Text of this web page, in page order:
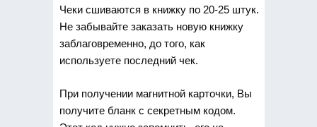
Чеки сшиваются в книжку по 20-25 штук.
Не забывайте заказать новую книжку
заблаговременно, до того, как
используете последний чек.
При получении магнитной карточки, Вы
получите бланк с секретным кодом.